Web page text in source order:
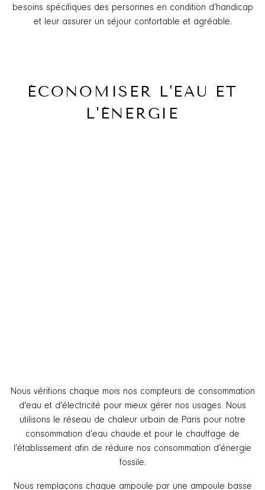
besoins spécifiques des personnes en condition d’handicap
et leur assurer un séjour confortable et agréable.
ÉCONOMISER L'EAU ET
L'ÉNERGIE
Nous vérifions chaque mois nos compteurs de consommation
d'eau et d'électricité pour mieux gérer nos usages. Nous
utilisons le réseau de chaleur urbain de Paris pour notre
consommation d’eau chaude et pour le chauffage de
l’établissement afin de réduire nos consommation d’énergie
fossile.
Nous remplaçons chaque ampoule par une ampoule basse